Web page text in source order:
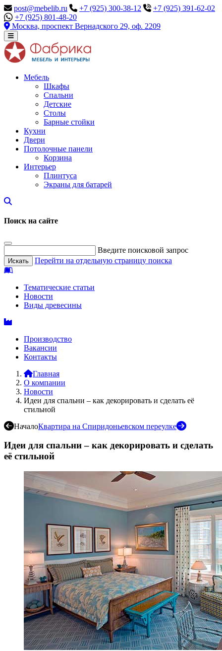
post@mebelib.ru +7 (925) 300-38-12
+7 (925) 391-62-02
+7 (925) 801-48-20
Москва, проспект Вернадского 29, оф. 2209
Мебель
Шкафы
Спальни
Детские
Столы
Барные стойки
Кухни
Двери
Потолочные панели
Корзина
Интерьер
Плинтуса
Экраны для батарей
Поиск на сайте
Введите поисковой запрос
Перейти на отдельную страницу поиска
Тематические статьи
Новости
Виды древесины
Производство
Вакансии
Контакты
Главная
О компании
Новости
Идеи для спальни – как декорировать и сделать её
стильной
НачалоКвартира на Спиридоньевском переулке
Идеи для спальни – как декорировать и сделать
её стильной